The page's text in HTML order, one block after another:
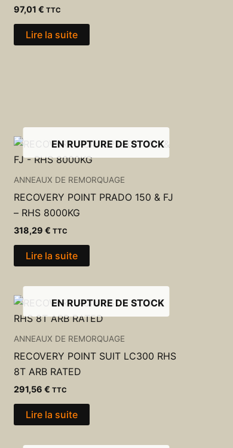
97,01 € TTC
Lire la suite
EN RUPTURE DE STOCK
ANNEAUX DE REMORQUAGE
RECOVERY POINT PRADO 150 & FJ
– RHS 8000KG
318,29 € TTC
Lire la suite
EN RUPTURE DE STOCK
ANNEAUX DE REMORQUAGE
RECOVERY POINT SUIT LC300 RHS
8T ARB RATED
291,56 € TTC
Lire la suite